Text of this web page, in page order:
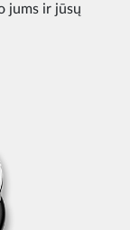
jums ir jūsų